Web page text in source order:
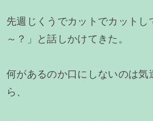
先週じくうでカットでカット
～？」と話しかけてきた。
何があるのか口にしないのは
ら、